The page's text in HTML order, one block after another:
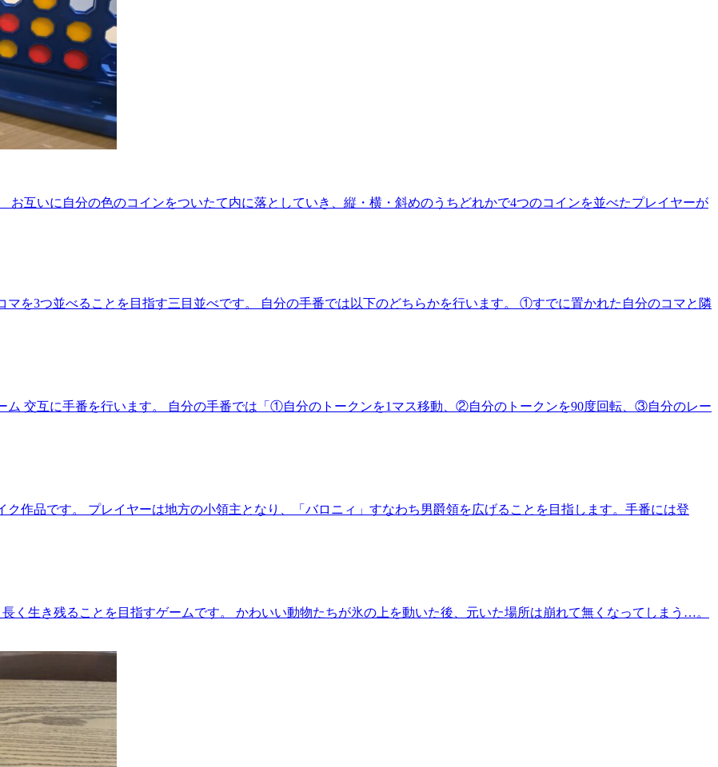
お互いに自分の色のコインをついたて内に落としていき、縦・横・斜めのうちどれかで4つのコインを並べたプレイヤーが
を3つ並べることを目指す三目並べです。 自分の手番では以下のどちらかを行います。 ①すでに置かれた自分のコマと隣
ム 交互に手番を行います。 自分の手番では「①自分のトークンを1マス移動、②自分のトークンを90度回転、③自分のレー
作品です。 プレイヤーは地方の小領主となり、「バロニィ」すなわち男爵領を広げることを目指します。手番には登
く生き残ることを目指すゲームです。 かわいい動物たちが氷の上を動いた後、元いた場所は崩れて無くなってしまう…。